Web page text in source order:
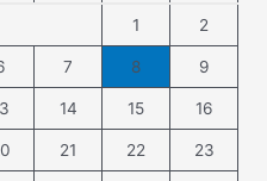
1 2
7 8 9
14 15 16
21 22 23